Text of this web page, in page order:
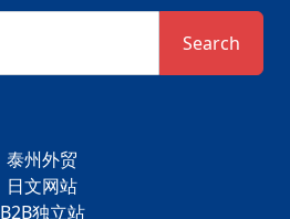
Search
泰州外贸
日文网站
B2B独立站